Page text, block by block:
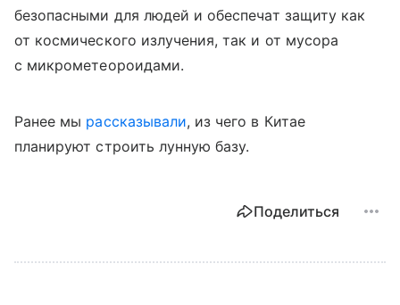
безопасными для людей и обеспечат защиту как
от космического излучения, так и от мусора
с микрометеороидами.
Ранее мы рассказывали, из чего в Китае
планируют строить лунную базу.
Поделиться